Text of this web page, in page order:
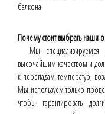
балкона.
Почему стоит выбрать наши
Мы специализируемся
высочайшим качеством и
к перепадам температур,
Мы используем только
чтобы гарантировать